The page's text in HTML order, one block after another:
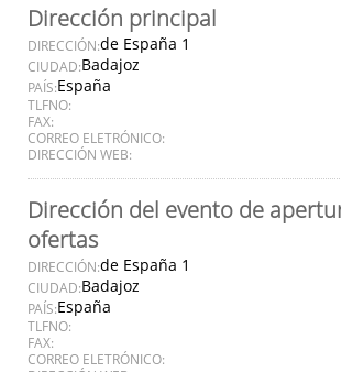
Dirección principal
DIRECCIÓN:de España 1
CIUDAD:Badajoz
PAÍS:España
TLFNO:
FAX:
CORREO ELETRÓNICO:
DIRECCIÓN WEB:
Dirección del evento de
ofertas
DIRECCIÓN:de España 1
CIUDAD:Badajoz
PAÍS:España
TLFNO:
FAX:
CORREO ELETRÓNICO: